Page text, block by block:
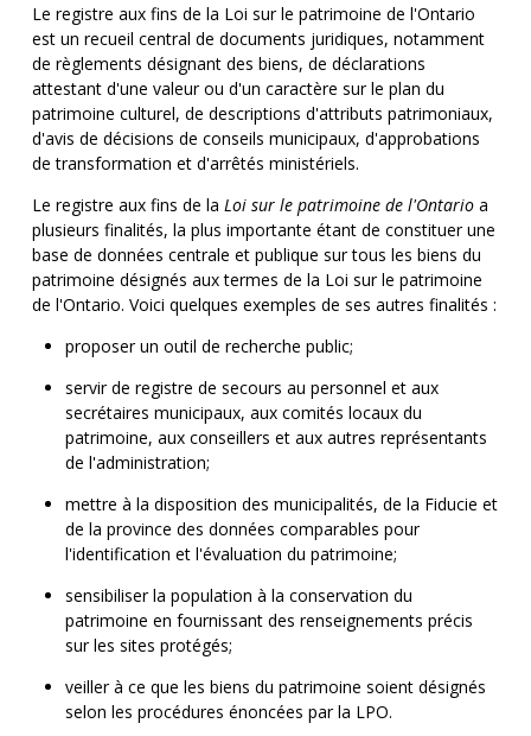
Le registre aux fins de la Loi sur le patrimoine de l'Ontario
est un recueil central de documents juridiques, notamment
de règlements désignant des biens, de déclarations
attestant d'une valeur ou d'un caractère sur le plan du
patrimoine culturel, de descriptions d'attributs patrimoniaux,
d'avis de décisions de conseils municipaux, d'approbations
de transformation et d'arrêtés ministériels.
Le registre aux fins de la Loi sur le patrimoine de l'Ontarioa
plusieurs finalités, la plus importante étant de constituer une
base de données centrale et publique sur tous les biens du
patrimoine désignés aux termes de la Loi sur le patrimoine
de l'Ontario. Voici quelques exemples de ses autres finalités :
proposer un outil de recherche public;
servir de registre de secours au personnel et aux
secrétaires municipaux, aux comités locaux du
patrimoine, aux conseillers et aux autres représentants
de l'administration;
mettre à la disposition des municipalités, de la Fiducie et
de la province des données comparables pour
l'identification et l'évaluation du patrimoine;
sensibiliser la population à la conservation du
patrimoine en fournissant des renseignements précis
sur les sites protégés;
veiller à ce que les biens du patrimoine soient désignés
selon les procédures énoncées par la LPO.